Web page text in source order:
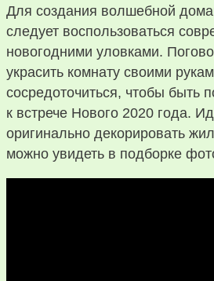
Для создания волшебной
следует воспользоваться
новогодними уловками.
украсить комнату своими
сосредоточиться, чтобы быть
к встрече Нового 2020 года.
оригинально декорировать
можно увидеть в подборке